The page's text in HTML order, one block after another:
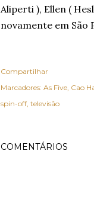
Aliperti ), Ellen (
novamente em São
Compartilhar
Marcadores: As Five Cao
spin-off televisão
COMENTÁRIOS